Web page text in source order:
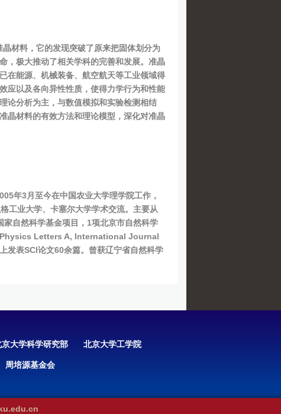
材料，它的发现突破了原来把固体划分为
，极大推动了相关学科的完善和发展。准晶
在能源、机械装备、航空航天等工业领域得
应以及各向异性性质，使得力学行为和性能
论分析为主，与数值模拟和实验检测相结
晶材料的有效方法和理论模型，深化对准晶
年3月至今在中国农业大学理学院工作，
工业大学、卡塞尔大学学术交流。主要从
自然科学基金项目，1项北京市自然科学
Letters A, International Journal
发表SCI论文60余篇。曾获辽宁省自然科学
京大学科学研究部 北京大学工学院
周培源基金会